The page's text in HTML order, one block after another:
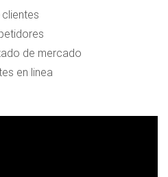
de mercado
en linea